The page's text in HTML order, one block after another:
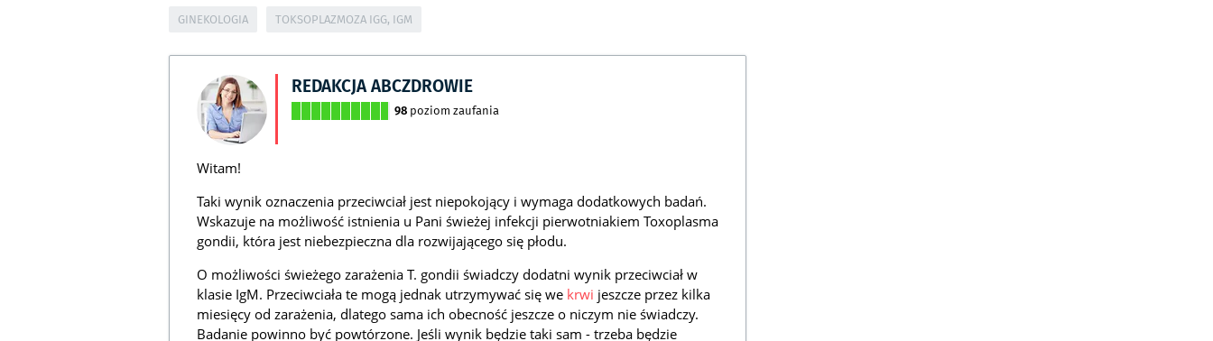
GINEKOLOGIA TOKSOPLAZMOZA IGG, IGM
REDAKCJA ABCZDROWIE
98 poziom zaufania
Witam!
Taki wynik oznaczenia przeciwciał jest niepokojący i wymaga dodatkowych badań.
Wskazuje na możliwość istnienia u Pani świeżej infekcji pierwotniakiem Toxoplasma
gondii, która jest niebezpieczna dla rozwijającego się płodu.
O możliwości świeżego zarażenia T. gondii świadczy dodatni wynik przeciwciał w
klasie IgM. Przeciwciała te mogą jednak utrzymywać się we krwi jeszcze przez kilka
miesięcy od zarażenia, dlatego sama ich obecność jeszcze o niczym nie świadczy.
Badanie powinno być powtórzone. Jeśli wynik będzie taki sam - trzeba będzie